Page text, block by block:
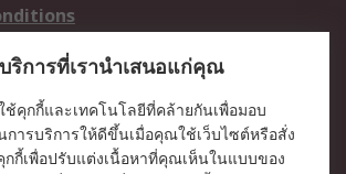
RS
ข่าวประชาสัมพันธ์ / Press
Centre
ริการที่เรานำเสนอแก่คุณ
ช้คุกกี้และเทคโนโลยีที่คล้ายกันเพื่อมอบ
ารบริการให้ดีขึ้นเมื่อคุณใช้เว็บไซต์หรือสั่ง
กี้เพื่อปรับแต่งเนื้อหาที่คุณเห็นในแบบของ